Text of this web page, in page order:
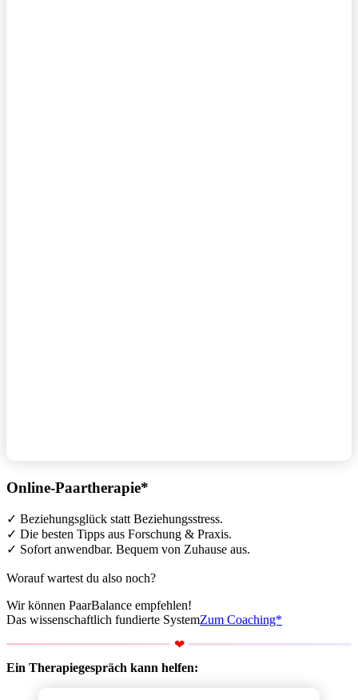
Online-Paartherapie*
✓ Beziehungsglück statt Beziehungsstress.
✓ Die besten Tipps aus Forschung & Praxis.
✓ Sofort anwendbar. Bequem von Zuhause aus.
Worauf wartest du also noch?
Wir können PaarBalance empfehlen!
Das wissenschaftlich fundierte SystemZum Coaching*
Ein Therapiegespräch kann helfen: